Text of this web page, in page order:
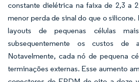
constante dielétrica na faixa de 2,3 a
menor perda de sinal do que o silicone.
layouts de pequenas células
subsequentemente os custos de
Notavelmente, cada nó de pequena
terminações externas. Esse aumento